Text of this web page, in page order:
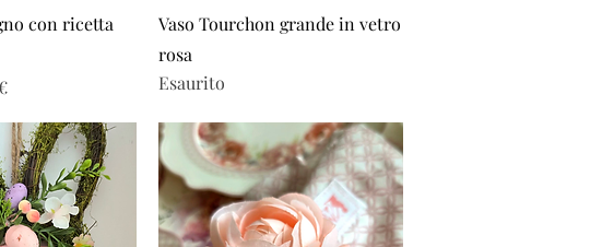
rapida
con ricetta
scontato
Vista rapida
Vaso Tourchon grande in vetro
rosa
Esaurito